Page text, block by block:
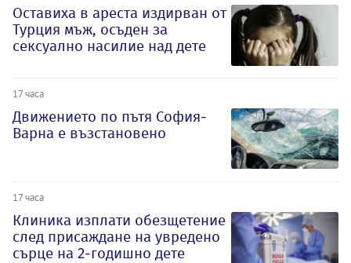
Оставиха в ареста издирван от
Турция мъж, осъден за
сексуално насилие над дете
17 часа
Движението по пътя София-
Варна е възстановено
17 часа
Клиника изплати обезщетение
след присаждане на увредено
сърце на 2-годишно дете